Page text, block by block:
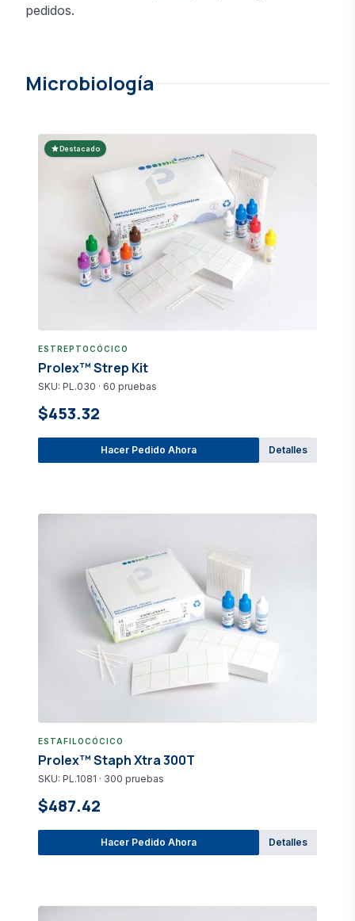
pedidos.
Microbiología
starDestacado
ESTREPTOCÓCICO
Prolex™ Strep Kit
SKU: PL.030 · 60 pruebas
$453.32
Hacer Pedido Ahora Detalles
ESTAFILOCÓCICO
Prolex™ Staph Xtra 300T
SKU: PL.1081 · 300 pruebas
$487.42
Hacer Pedido Ahora Detalles